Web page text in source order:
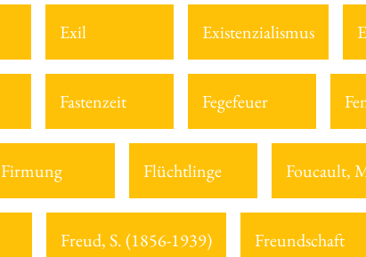
Exil Existenzialismus
Fastenzeit Fegefeuer
Firmung Flüchtlinge Foucault,
Freud, S. (1856-1939) Freundschaft